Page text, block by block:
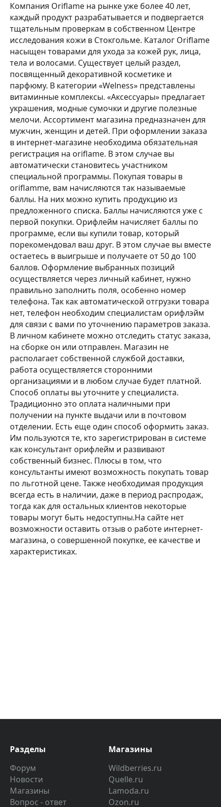
Компания Oriflame на рынке уже более 40 лет,
каждый продукт разрабатывается и подвергается
тщательным проверкам в собственном Центре
исследования кожи в Стокгольме. Каталог Oriflame
насыщен товарами для ухода за кожей рук, лица,
тела и волосами. Существует целый раздел,
посвященный декоративной косметике и
парфюму. В категории «Welness» представлены
витаминные комплексы. «Аксессуары» предлагает
украшения, модные сумочки и другие полезные
мелочи. Ассортимент магазина предназначен для
мужчин, женщин и детей. При оформлении заказа
в интернет-магазине необходима обязательная
регистрация на oriflame. В этом случае вы
автоматически становитесь участником
специальной программы. Покупая товары в
oriflamme, вам начисляются так называемые
баллы. На них можно купить продукцию из
предложенного списка. Баллы начисляются уже с
первой покупки. Орифлейм начисляет баллы по
программе, если вы купили товар, который
порекомендовал ваш друг. В этом случае вы вместе
остаетесь в выигрыше и получаете от 50 до 100
баллов. Оформление выбранных позиций
осуществляется через личный кабинет, нужно
правильно заполнить поля, особенно номер
телефона. Так как автоматической отгрузки товара
нет, телефон необходим специалистам орифлэйм
для связи с вами по уточнению параметров заказа.
В личном кабинете можно отследить статус заказа,
на сборке он или отправлен. Магазин не
располагает собственной службой доставки,
работа осуществляется сторонними
организациями и в любом случае будет платной.
Способ оплаты вы уточните у специалиста.
Традиционно это оплата наличными при
получении на пункте выдачи или в почтовом
отделении. Есть еще один способ оформить заказ.
Им пользуются те, кто зарегистрирован в системе
как консультант орифлейм и развивают
собственный бизнес. Плюсы в том, что
консультанты имеют возможность покупать товар
по льготной цене. Также необходимая продукция
всегда есть в наличии, даже в период распродаж,
тогда как для остальных клиентов некоторые
товары могут быть недоступны.На сайте нет
возможности оставить отзыв о работе интернет-
магазина, о совершенной покупке, ее качестве и
характеристиках.
Разделы
Форум
Новости
Магазины
Вопрос - ответ
Магазины
Wildberries.ru
Quelle.ru
Lamoda.ru
Ozon.ru